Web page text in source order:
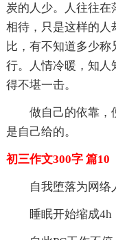
炭的人少。人往往
相待，只是这样的人
比，有不知道多少
行。人情冷暖，知人
得不堪一击。
做自己的依靠，
是自己给的。
初三作文300字 篇10
自我堕落为网络
睡眠开始缩成4h